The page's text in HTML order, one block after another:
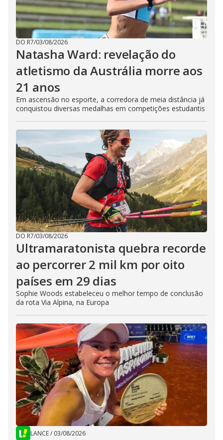
DO R7/03/08/2026
Natasha Ward: revelação do
atletismo da Austrália morre aos
21 anos
Em ascensão no esporte, a corredora de meia distância já
conquistou diversas medalhas em competições estudantis
DO R7/03/08/2026
Ultramaratonista quebra recorde
ao percorrer 2 mil km por oito
países em 29 dias
Sophie Woods estabeleceu o melhor tempo de conclusão
da rota Via Alpina, na Europa
LANCE/ 03/08/2026